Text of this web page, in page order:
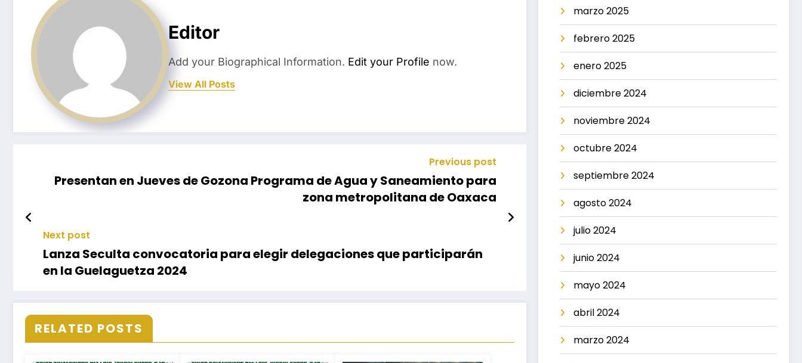
Editor
Add your Biographical Information. Edit your Profile now.
View All Posts
Previous post
Presentan en Jueves de Gozona Programa de Agua y Saneamiento para
zona metropolitana de Oaxaca
Next post
Lanza Seculta convocatoria para elegir delegaciones que participarán
en la Guelaguetza 2024
RELATED POSTS
marzo 2025
febrero 2025
enero 2025
diciembre 2024
noviembre 2024
octubre 2024
septiembre 2024
agosto 2024
julio 2024
junio 2024
mayo 2024
abril 2024
marzo 2024